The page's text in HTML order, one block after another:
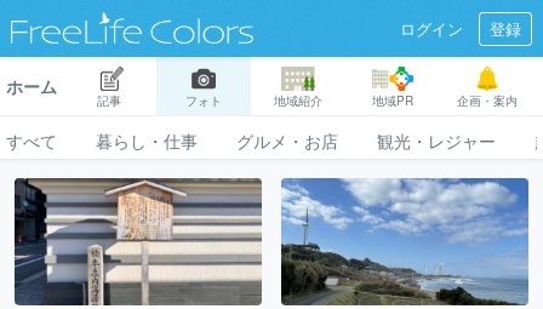
ログイン 登録
ホーム
記事 フォト 地域紹介 地域PR 企画・案内
すべて 暮らし・仕事 グルメ・お店 観光・レジャー